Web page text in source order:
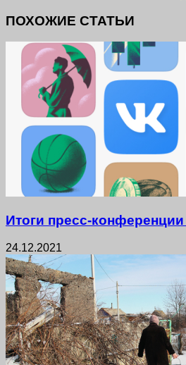
ПОХОЖИЕ СТАТЬИ
Итоги пресс-
24.12.2021